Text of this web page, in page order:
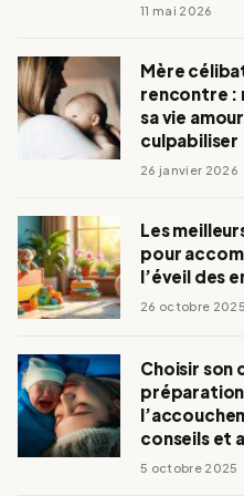
11 mai 2026
Mère
rencontre :
sa vie
culpabiliser
26 janvier 2026
Les
pour
l’éveil des
26 octobre 2025
Choisir son
conseils et
5 octobre 2025